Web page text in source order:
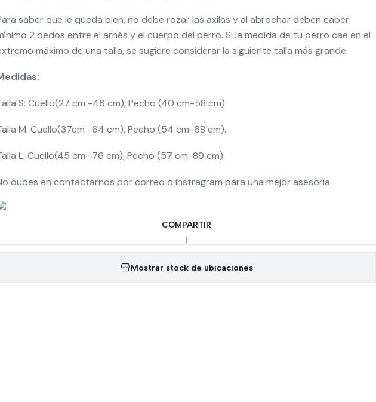
saber que le queda bien, no debe rozar las axilas y al abrochar deben caber
2 dedos entre el arnés y el cuerpo del perro. Si la medida de tu perro cae en el
máximo de una talla, se sugiere considerar la siguiente talla más grande.
S: Cuello(27 cm -46 cm), Pecho (40 cm-58 cm).
M: Cuello(37cm -64 cm), Pecho (54 cm-68 cm).
L: Cuello(45 cm -76 cm), Pecho (57 cm-89 cm).
dudes en contactarnos por correo o instragram para una mejor asesoría.
COMPARTIR
|
Mostrar stock de ubicaciones